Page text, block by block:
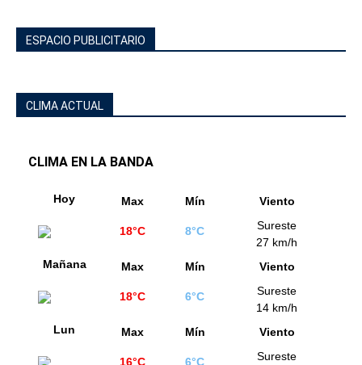
ESPACIO PUBLICITARIO
CLIMA ACTUAL
CLIMA EN LA BANDA
Hoy Max Mín Viento
18°C 8°C
Sureste
27 km/h
Mañana
Max Mín Viento
18°C 6°C
Sureste
14 km/h
Lun
Max Mín Viento
16°C 6°C Sureste